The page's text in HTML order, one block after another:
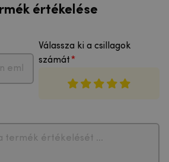
értékelése
Válassza ki a csillagok
számát